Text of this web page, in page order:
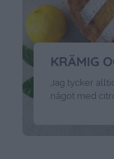
KRÄMIG
Jag tycker
något med
vetemjöl1 dl
smält smör